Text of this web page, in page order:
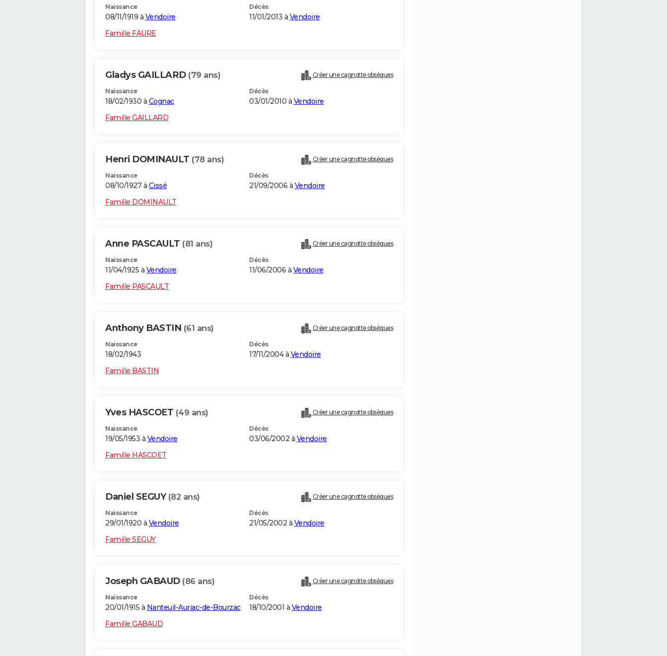
Naissance
08/11/1919 à Vendoire
Décès
11/01/2013 à Vendoire
Famille FAURE
Gladys GAILLARD (79 ans) Créer une cagnotte obsèques
Naissance
18/02/1930 à Cognac
Décès
03/01/2010 à Vendoire
Famille GAILLARD
Henri DOMINAULT (78 ans) Créer une cagnotte obsèques
Naissance
08/10/1927 à Cissé
Décès
21/09/2006 à Vendoire
Famille DOMINAULT
Anne PASCAULT (81 ans) Créer une cagnotte obsèques
Naissance
11/04/1925 à Vendoire
Décès
11/06/2006 à Vendoire
Famille PASCAULT
Anthony BASTIN (61 ans) Créer une cagnotte obsèques
Naissance
18/02/1943
Décès
17/11/2004 à Vendoire
Famille BASTIN
Yves HASCOET (49 ans) Créer une cagnotte obsèques
Naissance
19/05/1953 à Vendoire
Décès
03/06/2002 à Vendoire
Famille HASCOET
Daniel SEGUY (82 ans) Créer une cagnotte obsèques
Naissance
29/01/1920 à Vendoire
Décès
21/05/2002 à Vendoire
Famille SEGUY
Joseph GABAUD (86 ans) Créer une cagnotte obsèques
Naissance
20/01/1915 à Nanteuil-Auriac-de-Bourzac
Décès
18/10/2001 à Vendoire
Famille GABAUD